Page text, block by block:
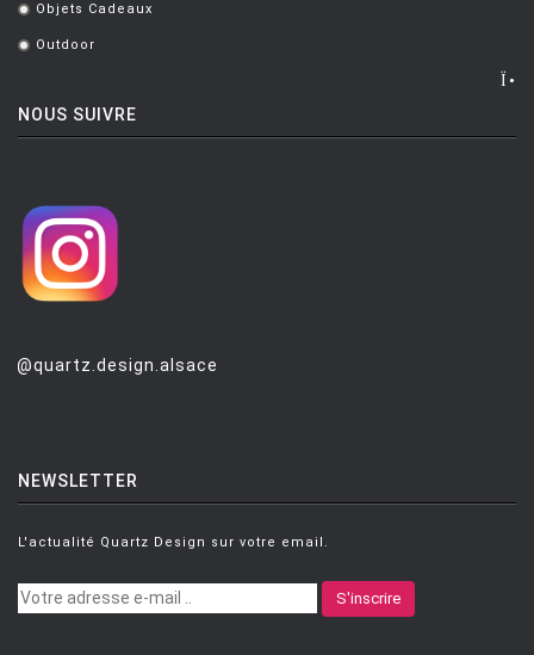
. Objets Cadeaux
. Outdoor
NOUS SUIVRE
@quartz.design.alsace
NEWSLETTER
L'actualité Quartz Design sur votre email.
S'inscrire